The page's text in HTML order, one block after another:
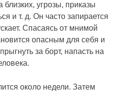
угрозы, приказы
и т. д. Он часто запирается
Спасаясь от мнимой
опасным для себя и
за борт, напасть на
около недели. Затем